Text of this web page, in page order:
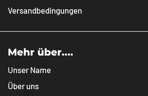
Versandbedingungen
Mehr über....
Unser Name
Über uns